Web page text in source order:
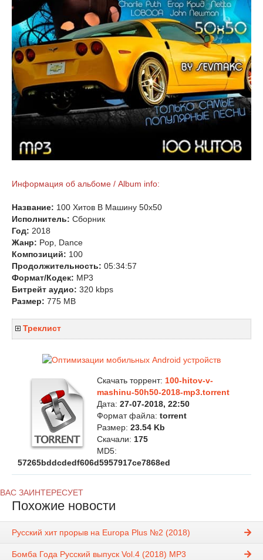
Информация об альбоме / Album info:
Название: 100 Хитов В Машину 50х50
Исполнитель: Сборник
Год: 2018
Жанр: Pop, Dance
Композиций: 100
Продолжительность: 05:34:57
Формат/Кодек: MP3
Битрейт аудио: 320 kbps
Размер: 775 MB
Треклист
Скачать торрент: 100-hitov-v-
mashinu-50h50-2018-mp3.torrent
Дата: 27-07-2018, 22:50
Формат файла: torrent
Размер: 23.54 Kb
Скачали: 175
MD5:
57265bddcdedf606d5957917ce7868ed
ВАС ЗАИНТЕРЕСУЕТ
Похожие новости
Русский хит прорыв на Europa Plus №2 (2018)
Бомба Года Русский выпуск Vol.4 (2018) MP3